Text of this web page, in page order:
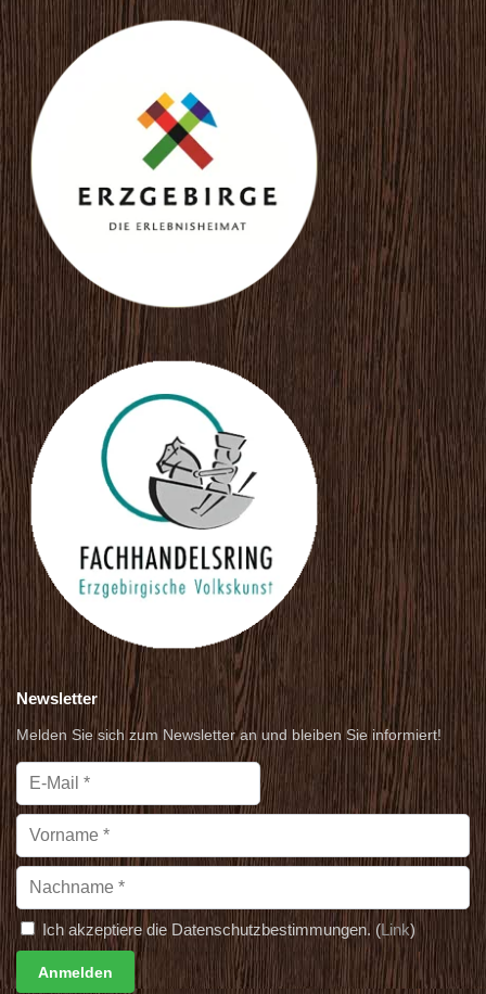
Newsletter
Melden Sie sich zum Newsletter an und bleiben Sie informiert!
Ich akzeptiere die Datenschutzbestimmungen. (Link)